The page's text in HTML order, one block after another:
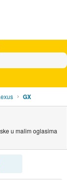
GX
u malim oglasima